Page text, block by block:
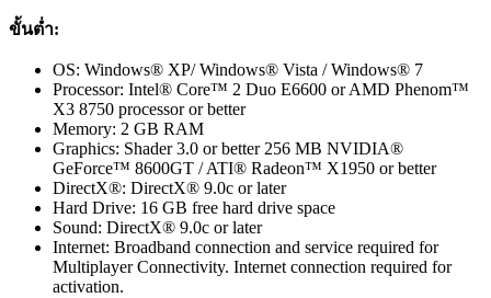
ขั้นต่ำ:
OS: Windows® XP/ Windows® Vista / Windows® 7
Processor: Intel® Core™ 2 Duo E6600 or AMD Phenom™
X3 8750 processor or better
Memory: 2 GB RAM
Graphics: Shader 3.0 or better 256 MB NVIDIA®
GeForce™ 8600GT / ATI® Radeon™ X1950 or better
DirectX®: DirectX® 9.0c or later
Hard Drive: 16 GB free hard drive space
Sound: DirectX® 9.0c or later
Internet: Broadband connection and service required for
Multiplayer Connectivity. Internet connection required for
activation.